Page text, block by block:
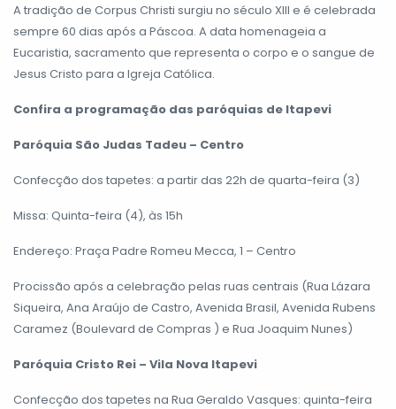
A tradição de Corpus Christi surgiu no século XIII e é celebrada
sempre 60 dias após a Páscoa. A data homenageia a
Eucaristia, sacramento que representa o corpo e o sangue de
Jesus Cristo para a Igreja Católica.
Confira a programação das paróquias de Itapevi
Paróquia São Judas Tadeu – Centro
Confecção dos tapetes: a partir das 22h de quarta-feira (3)
Missa: Quinta-feira (4), às 15h
Endereço: Praça Padre Romeu Mecca, 1 – Centro
Procissão após a celebração pelas ruas centrais (Rua Lázara
Siqueira, Ana Araújo de Castro, Avenida Brasil, Avenida Rubens
Caramez (Boulevard de Compras ) e Rua Joaquim Nunes)
Paróquia Cristo Rei – Vila Nova Itapevi
Confecção dos tapetes na Rua Geraldo Vasques: quinta-feira